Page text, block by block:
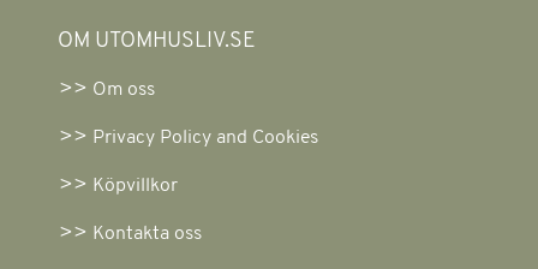
OM UTOMHUSLIV.SE
Om oss
Privacy Policy and Cookies
Köpvillkor
Kontakta oss